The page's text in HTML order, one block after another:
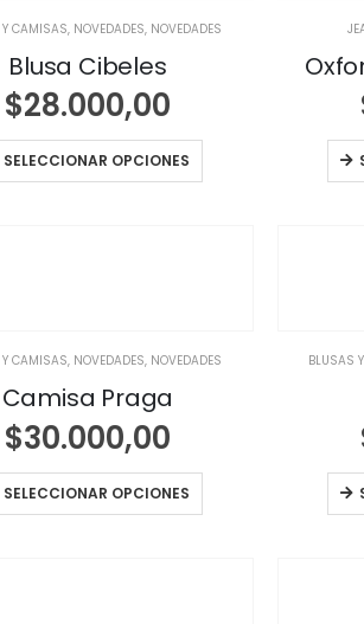
Y CAMISAS, NOVEDADES, NOVEDADES
Blusa Cibeles
$28.000,00
SELECCIONAR OPCIONES
Y CAMISAS, NOVEDADES, NOVEDADES
Camisa Praga
$30.000,00
SELECCIONAR OPCIONES
BLUSAS